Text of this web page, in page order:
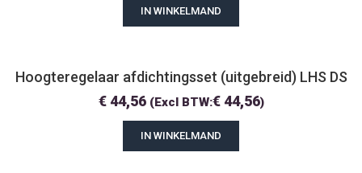
IN WINKELMAND
Hoogteregelaar afdichtingsset (uitgebreid) LHS DS
€44,56 (Excl BTW:€44,56)
IN WINKELMAND